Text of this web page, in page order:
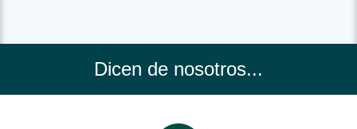
Dicen de nosotros...